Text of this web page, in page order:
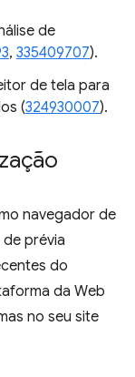
de
, 335409707).
de tela para
(324930007).
navegador de
prévia
do
da Web
no seu site